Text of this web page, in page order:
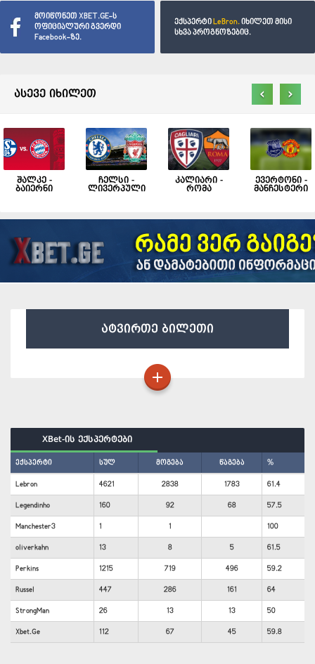
მოიწონეთ XBET.GE-ს
ოფიციალური გვერდი
Facebook-ზე.
ექსპერტი LeBron.იხილეთ მისი
სხვა პროგნოზებიც.
ასევე იხილეთ
შალკე -
ბაიერნი
ჩელსი -
ლივერპული
კალიარი -
რომა
ევერტონი -
მანჩესტერი
‹ ›
ატვირთე ბილეთი
XBet-ის ექსპერტები
ექსპერტი სულ მოგება წაგება %
Lebron 4621 2838 1783 61.4
Legendinho 160 92 68 57.5
Manchester3 1 1 100
oliverkahn 13 8 5 61.5
Perkins 1215 719 496 59.2
Russel 447 286 161 64
StrongMan 26 13 13 50
Xbet.Ge 112 67 45 59.8